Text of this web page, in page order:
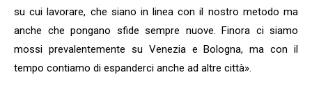
su cui lavorare, che siano in linea con il nostro metodo ma
anche che pongano sfide sempre nuove. Finora ci siamo
mossi prevalentemente su Venezia e Bologna, ma con il
tempo contiamo di espanderci anche ad altre città».